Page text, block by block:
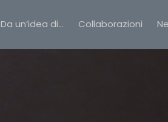
Da un’idea di… Collaborazioni